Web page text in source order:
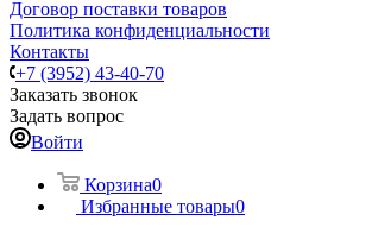
Договор поставки товаров
Политика конфиденциальности
Контакты
+7 (3952) 43-40-70
Заказать звонок
Задать вопрос
Войти
Корзина0
Избранные товары0